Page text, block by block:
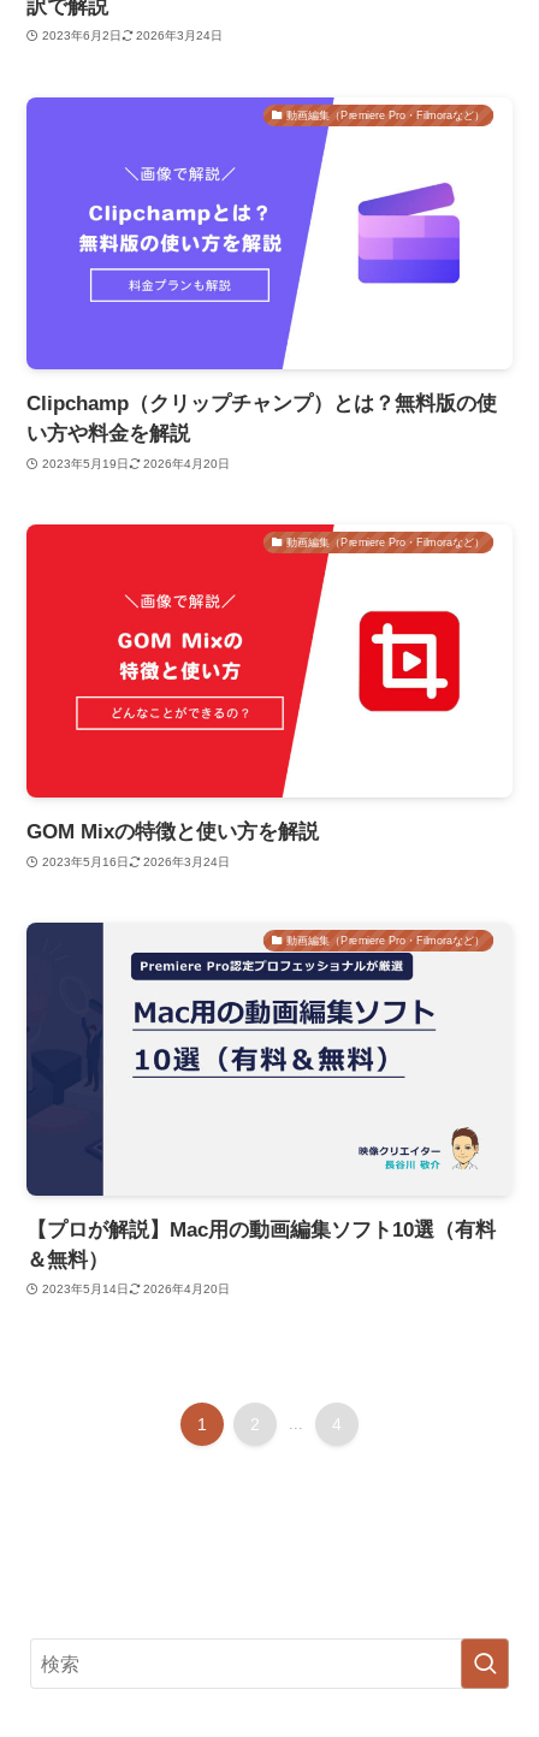
訳で解説
2023年6月2日 2026年3月24日
動画編集（Premiere Pro・Filmoraなど）
Clipchamp（クリップチャンプ）とは？無料版の使
い方や料金を解説
2023年5月19日 2026年4月20日
動画編集（Premiere Pro・Filmoraなど）
GOM Mixの特徴と使い方を解説
2023年5月16日 2026年3月24日
動画編集（Premiere Pro・Filmoraなど）
【プロが解説】Mac用の動画編集ソフト10選（有料
＆無料）
2023年5月14日 2026年4月20日
1 2 4